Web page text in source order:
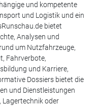
und kompetente
und Logistik und ein
bietet
Analysen und
um Nutzfahrzeuge,
Fahrverbote,
und Karriere,
Dossiers bietet die
und Dienstleistungen
Lagertechnik oder